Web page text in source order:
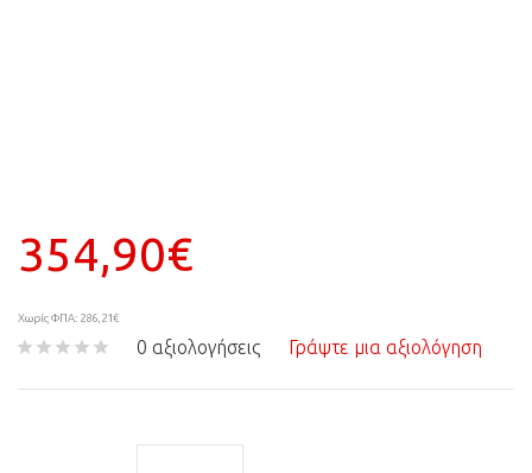
354,90€
Χωρίς ΦΠΑ: 286,21€
0 αξιολογήσεις Γράψτε μια αξιολόγηση